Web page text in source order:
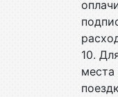
10.